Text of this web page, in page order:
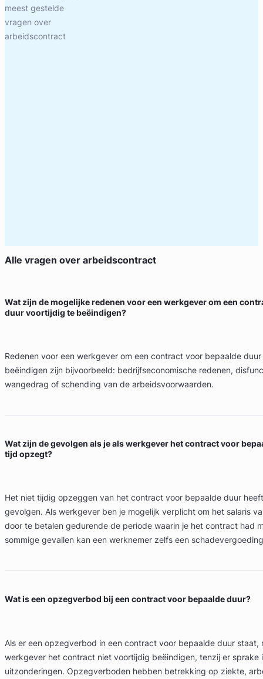
meest gestelde
vragen over
arbeidscontract
Alle vragen over arbeidscontract
Wat zijn de mogelijke redenen voor een werkgever om een
duur voortijdig te beëindigen?
Redenen voor een werkgever om een contract voor bepaalde
beëindigen zijn bijvoorbeeld: bedrijfseconomische redenen,
wangedrag of schending van de arbeidsvoorwaarden.
Wat zijn de gevolgen als je als werkgever het contract voor
tijd opzegt?
Het niet tijdig opzeggen van het contract voor bepaalde duur
gevolgen. Als werkgever ben je mogelijk verplicht om het salaris
door te betalen gedurende de periode waarin je het contract had
sommige gevallen kan een werknemer zelfs een
Wat is een opzegverbod bij een contract voor bepaalde duur?
Als er een opzegverbod in een contract voor bepaalde duur staat,
werkgever het contract niet voortijdig beëindigen, tenzij er sprake
uitzonderingen. Opzegverboden hebben betrekking op ziekte,